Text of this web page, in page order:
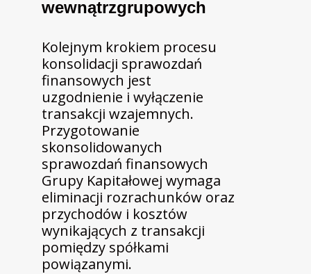
wewnątrzgrupowych
Kolejnym krokiem procesu
konsolidacji sprawozdań
finansowych jest
uzgodnienie i wyłączenie
transakcji wzajemnych.
Przygotowanie
skonsolidowanych
sprawozdań finansowych
Grupy Kapitałowej wymaga
eliminacji rozrachunków oraz
przychodów i kosztów
wynikających z transakcji
pomiędzy spółkami
powiązanymi.